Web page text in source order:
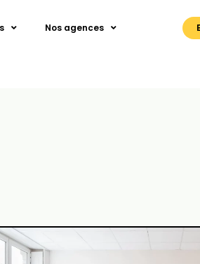
Nos agences